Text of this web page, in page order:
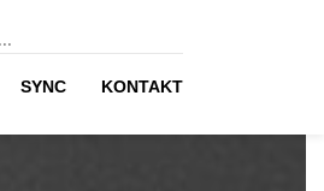
SYNC KONTAKT